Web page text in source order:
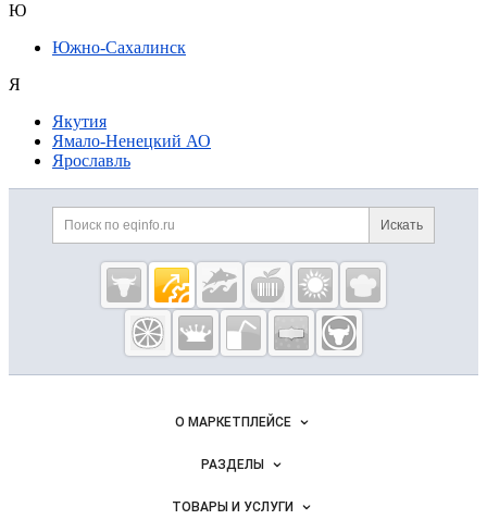
Ю
Южно-Сахалинск
Я
Якутия
Ямало-Ненецкий АО
Ярославль
Дополнительная информация
Поиск по сайту и
Искать
Cсылки на полезные проекты
Eqinfo.ru —
пищевое
оборудование
и упаковка
Важные разделы и контакты
Навигация по сайтуО МАРКЕТПЛЕЙСЕ
Новости Eqinfo.ru
Размещение рекламы
РАЗДЕЛЫ
Объявления
ТОВАРЫ И УСЛУГИ